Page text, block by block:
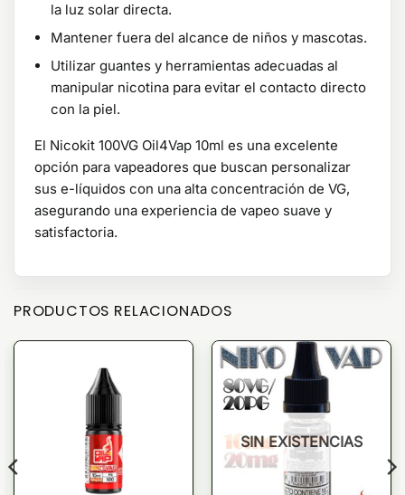
la luz solar directa.
Mantener fuera del alcance de niños y mascotas.
Utilizar guantes y herramientas adecuadas al
manipular nicotina para evitar el contacto directo
con la piel.
El Nicokit 100VG Oil4Vap 10ml es una excelente
opción para vapeadores que buscan personalizar
sus e-líquidos con una alta concentración de VG,
asegurando una experiencia de vapeo suave y
satisfactoria.
PRODUCTOS RELACIONADOS
SIN EXISTENCIAS